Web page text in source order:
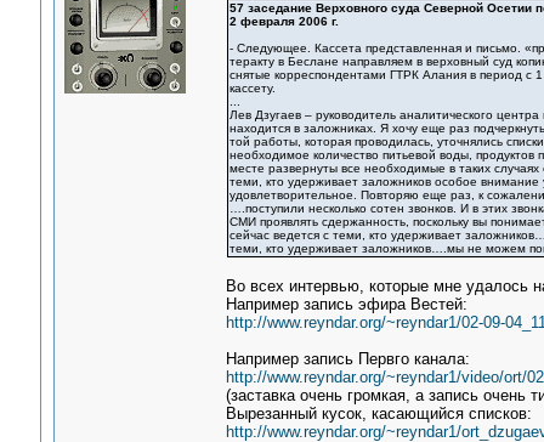
57 заседание Верховного суда Северной Осетии
2 февраля 2006 г.
- Следующее. Кассета представленная и письмо.
теракту в Беслане направляем в верховный суд
снятые корреспондентами ГТРК Алания в период с
кассету.
Лев Дзугаев – руководитель аналитического
находится в заложниках. Я хочу еще раз
той работы, которая проводилась, уточнялись
необходимое количество питьевой воды,
месте развернуты все необходимые в таких
теми, кто удерживает заложников особое
удовлетворительное. Повторяю еще раз, к
….поступили несколько сотен звонков. И в этих
СМИ проявлять сдержанность, поскольку вы
сейчас ведется с теми, кто удерживает
теми, кто удерживает заложников….мы не можем
Во всех интервью, которые мне удалось
Например запись эфира Вестей:
http://www.reyndar.org/~reyndar1/02-09-
Например запись Первго канала:
http://www.reyndar.org/~reyndar1/video/ort/
(заставка очень громкая, а запись очень
Вырезанный кусок, касающийся списков:
http://www.reyndar.org/~reyndar1/